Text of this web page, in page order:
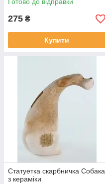
275 ₴
Купити
Статуетка скарбничка Собака
з кераміки